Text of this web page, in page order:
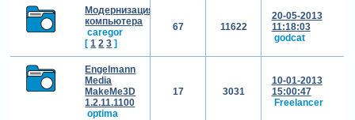
Модернизация
компьютера
caregor
[ 1 2 3 ]
67 11622
20-05-2013
11:18:03
godcat
Engelmann
Media
MakeMe3D
1.2.11.1100
optima
17 3031
10-01-2013
15:00:47
Freelancer